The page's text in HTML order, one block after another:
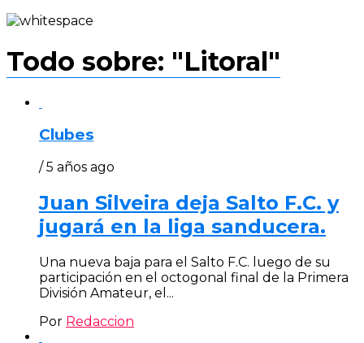
Todo sobre: "Litoral"
Clubes
/ 5 años ago
Juan Silveira deja Salto F.C. y
jugará en la liga sanducera.
Una nueva baja para el Salto F.C. luego de su
participación en el octogonal final de la Primera
División Amateur, el...
Por Redaccion